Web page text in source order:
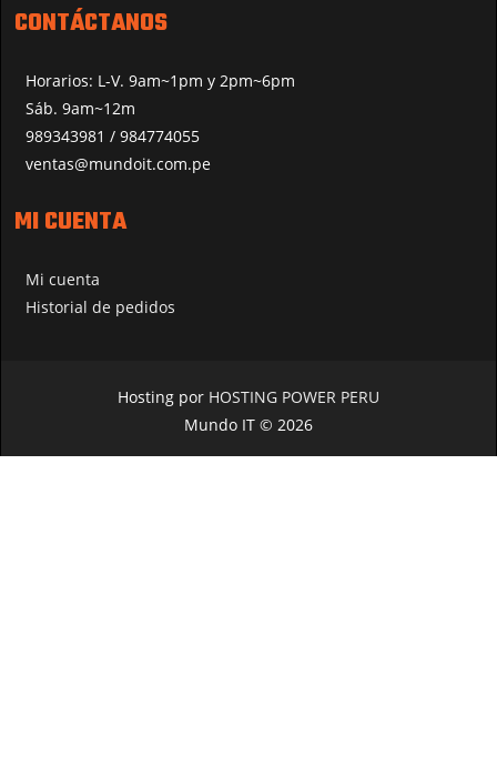
CONTÁCTANOS
Horarios: L-V. 9am~1pm y 2pm~6pm
Sáb. 9am~12m
989343981 / 984774055
ventas@mundoit.com.pe
MI CUENTA
Mi cuenta
Historial de pedidos
Hosting por HOSTING POWER PERU
Mundo IT © 2026